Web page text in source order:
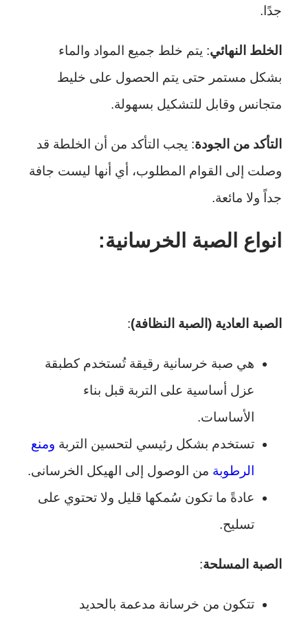
جدًا.
الخلط النهائي: يتم خلط جميع المواد والماء
بشكل مستمر حتى يتم الحصول على خليط
متجانس وقابل للتشكيل بسهولة.
التأكد من الجودة: يجب التأكد من أن الخلطة قد
وصلت إلى القوام المطلوب، أي أنها ليست جافة
جداً ولا مائعة.
انواع الصبة الخرسانية:
الصبة العادية (الصبة النظافة):
هي صبة خرسانية رقيقة تُستخدم كطبقة
عزل أساسية على التربة قبل بناء
الأساسات.
تستخدم بشكل رئيسي لتحسين التربة ومنع
الرطوبة من الوصول إلى الهيكل الخرسانى.
عادةً ما تكون سُمكها قليل ولا تحتوي على
تسليح.
الصبة المسلحة:
تتكون من خرسانة مدعمة بالحديد